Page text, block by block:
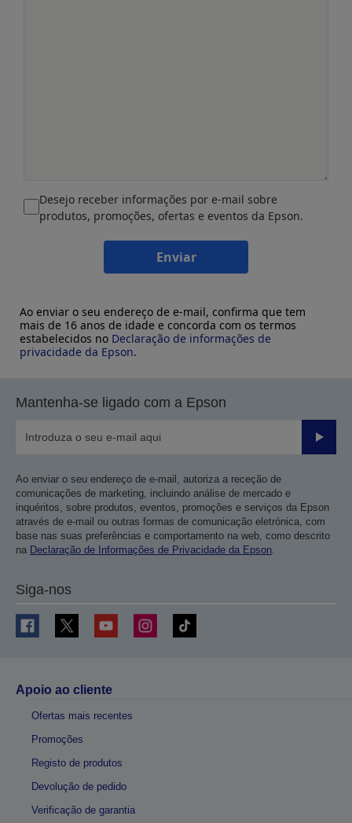
Desejo receber informações por e-mail sobre
produtos, promoções, ofertas e eventos da Epson.
Enviar
Ao enviar o seu endereço de e-mail, confirma que tem
mais de 16 anos de idade e concorda com os termos
estabelecidos no Declaração de informações de
privacidade da Epson.
Mantenha-se ligado com a Epson
Enviar
Ao enviar o seu endereço de e-mail, autoriza a receção de
comunicações de marketing, incluindo análise de mercado e
inquéritos, sobre produtos, eventos, promoções e serviços da Epson
através de e-mail ou outras formas de comunicação eletrónica, com
base nas suas preferências e comportamento na web, como descrito
na Declaração de Informações de Privacidade da Epson.
Siga-nos
Apoio ao cliente
Ofertas mais recentes
Promoções
Registo de produtos
Devolução de pedido
Verificação de garantia